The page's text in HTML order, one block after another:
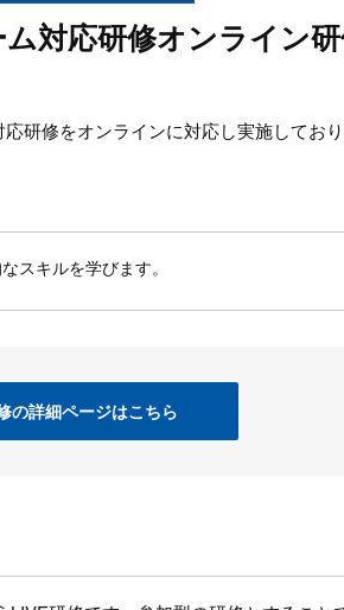
対応研修オンライン
研修をオンラインに対応し実施してお
スキルを学びます。
の詳細ページはこちら